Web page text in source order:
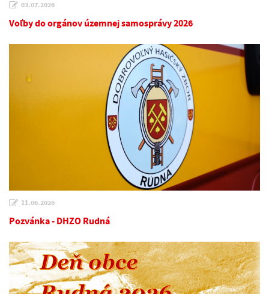
03.07.2026
Voľby do orgánov územnej samosprávy 2026
11.06.2026
Pozvánka - DHZO Rudná